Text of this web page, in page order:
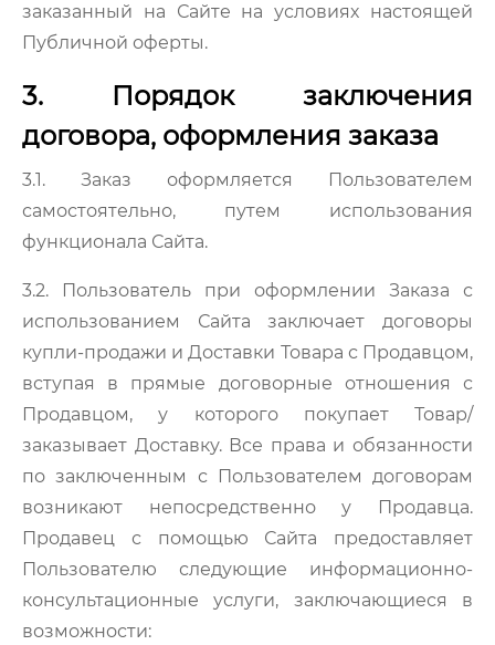
заказанный на Сайте на условиях настоящей
Публичной оферты.
3. Порядок заключения
договора, оформления заказа
3.1. Заказ оформляется Пользователем
самостоятельно, путем использования
функционала Сайта.
3.2. Пользователь при оформлении Заказа с
использованием Сайта заключает договоры
купли-продажи и Доставки Товара с Продавцом,
вступая в прямые договорные отношения с
Продавцом, у которого покупает Товар/
заказывает Доставку. Все права и обязанности
по заключенным с Пользователем договорам
возникают непосредственно у Продавца.
Продавец с помощью Сайта предоставляет
Пользователю следующие информационно-
консультационные услуги, заключающиеся в
возможности: